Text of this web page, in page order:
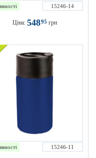
15246-14
Ціна: 54895 грн
15246-11